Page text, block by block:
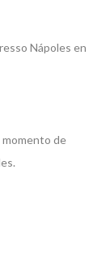
Nápoles en
momento de